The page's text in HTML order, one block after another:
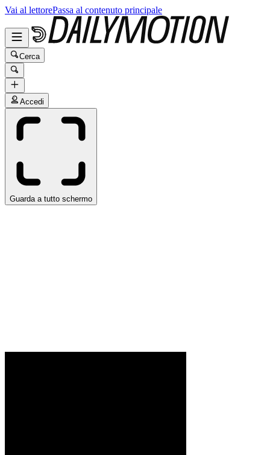
Vai al lettorePassa al contenuto principale
Cerca
Accedi
Guarda a tutto schermo